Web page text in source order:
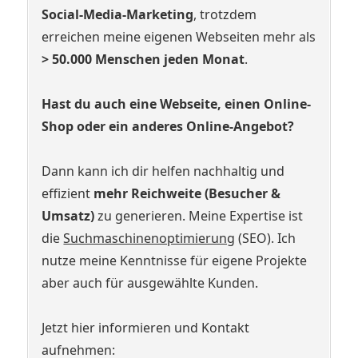
Social-Media-Marketing, trotzdem
erreichen meine eigenen Webseiten mehr als
> 50.000 Menschen jeden Monat.
Hast du auch eine Webseite, einen Online-
Shop oder ein anderes Online-Angebot?
Dann kann ich dir helfen nachhaltig und
effizient mehr Reichweite (Besucher &
Umsatz)zu generieren. Meine Expertise ist
dieSuchmaschinenoptimierung (SEO). Ich
nutze meine Kenntnisse für eigene Projekte
aber auch für ausgewählte Kunden.
Jetzt hier informieren und Kontakt
aufnehmen: